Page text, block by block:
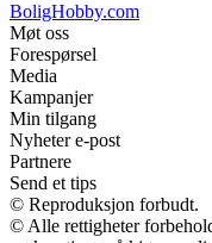
BoligHobby.com
Møt oss
Forespørsel
Media
Kampanjer
Min tilgang
Nyheter e-post
Partnere
Send et tips
© Reproduksjon forbudt.
© Alle rettigheter